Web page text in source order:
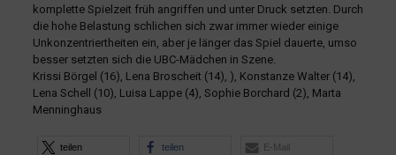
komplette Spielzeit früh angriffen und unter Druck setzten. Durch
die hohe Belastung schlichen sich zwar immer wieder einige
Unkonzentriertheiten ein, aber je länger das Spiel dauerte, umso
besser setzten sich die UBC-Mädchen in Szene.
Krissi Börgel (16), Lena Broscheit (14), ), Konstanze Walter (14),
Lena Schell (10), Luisa Lappe (4), Sophie Borchard (2), Marta
Menninghaus
teilen teilen E-Mail